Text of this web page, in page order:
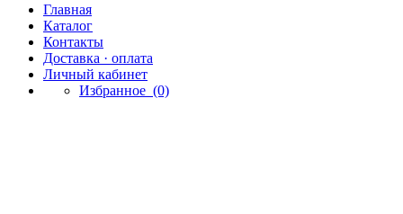
Главная
Каталог
Контакты
Доставка · оплата
Личный кабинет
Избранное (0)